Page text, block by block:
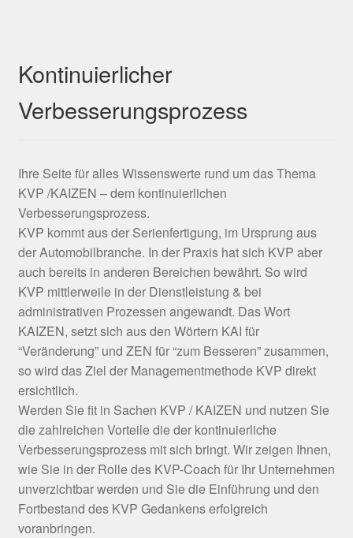
Kontinuierlicher
Verbesserungsprozess
Ihre Seite für alles Wissenswerte rund um das Thema
KVP /KAIZEN – dem kontinuierlichen
Verbesserungsprozess.
KVP kommt aus der Serienfertigung, im Ursprung aus
der Automobilbranche. In der Praxis hat sich KVP aber
auch bereits in anderen Bereichen bewährt. So wird
KVP mittlerweile in der Dienstleistung & bei
administrativen Prozessen angewandt. Das Wort
KAIZEN, setzt sich aus den Wörtern KAI für
“Veränderung” und ZEN für “zum Besseren” zusammen,
so wird das Ziel der Managementmethode KVP direkt
ersichtlich.
Werden Sie fit in Sachen KVP / KAIZEN und nutzen Sie
die zahlreichen Vorteile die der kontinuierliche
Verbesserungsprozess mit sich bringt. Wir zeigen Ihnen,
wie Sie in der Rolle des KVP-Coach für Ihr Unternehmen
unverzichtbar werden und Sie die Einführung und den
Fortbestand des KVP Gedankens erfolgreich
voranbringen.